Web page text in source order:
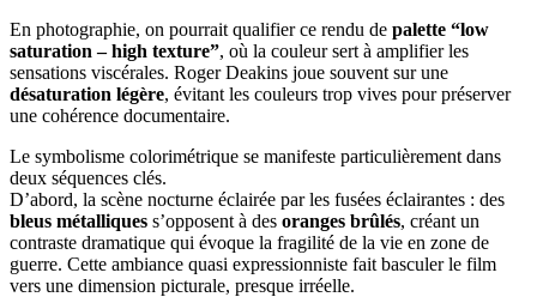
En photographie, on pourrait qualifier ce rendu de palette “low
saturation – high texture”, où la couleur sert à amplifier les
sensations viscérales. Roger Deakins joue souvent sur une
désaturation légère, évitant les couleurs trop vives pour préserver
une cohérence documentaire.
Le symbolisme colorimétrique se manifeste particulièrement dans
deux séquences clés.
D’abord, la scène nocturne éclairée par les fusées éclairantes : des
bleus métalliques s’opposent à des oranges brûlés, créant un
contraste dramatique qui évoque la fragilité de la vie en zone de
guerre. Cette ambiance quasi expressionniste fait basculer le film
vers une dimension picturale, presque irréelle.